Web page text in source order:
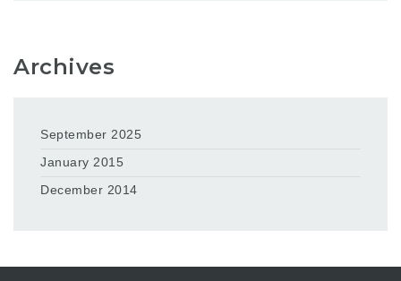
Archives
September 2025
January 2015
December 2014